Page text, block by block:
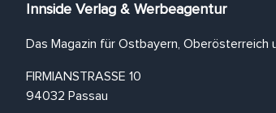
Innside Verlag & Werbeagentur
Das Magazin für Ostbayern, Oberösterreich
FIRMIANSTRASSE 10
94032 Passau